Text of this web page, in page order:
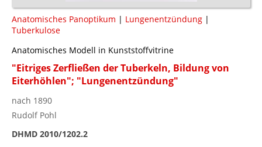
Anatomisches Panoptikum | Lungenentzündung |
Tuberkulose
Anatomisches Modell in Kunststoffvitrine
"Eitriges Zerfließen der Tuberkeln, Bildung von
Eiterhöhlen"; "Lungenentzündung"
nach 1890
Rudolf Pohl
DHMD 2010/1202.2